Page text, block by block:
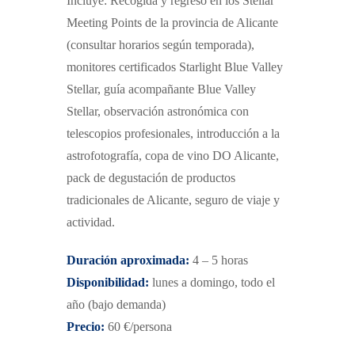
Meeting Points de la provincia de Alicante
(consultar horarios según temporada),
monitores certificados Starlight Blue Valley
Stellar, guía acompañante Blue Valley
Stellar, observación astronómica con
telescopios profesionales, introducción a la
astrofotografía, copa de vino DO Alicante,
pack de degustación de productos
tradicionales de Alicante, seguro de viaje y
actividad.
Duración aproximada: 4 – 5 horas
Disponibilidad: lunes a domingo, todo el
año (bajo demanda)
Precio: 60 €/persona